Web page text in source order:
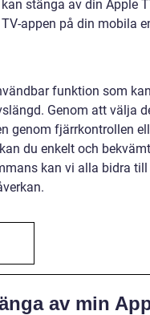
stänga av din Apple
appen på din mobila
funktion som
Genom att välja
genom fjärrkontrollen
du enkelt och
kan vi alla bidra
av min